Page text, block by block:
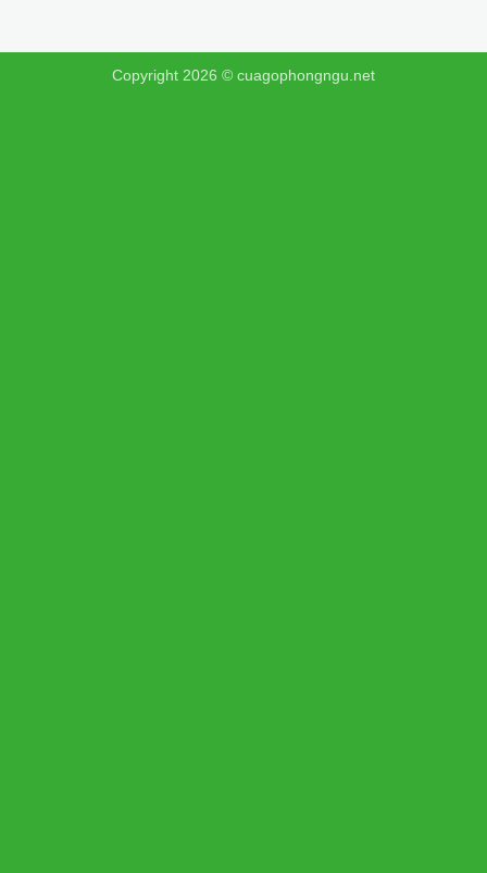
Copyright 2026 © cuagophongngu.net